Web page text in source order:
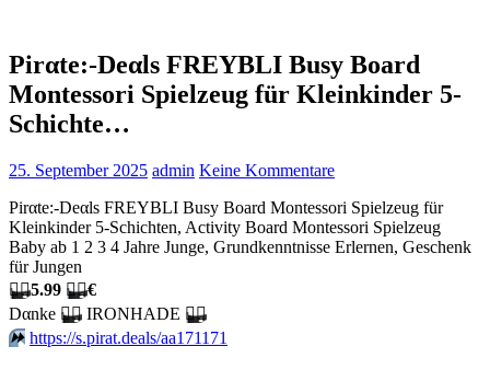
Pirαtе:-Dеαls FREYBLI Busy Board
Montessori Spielzeug für Kleinkinder 5-
Schichte…
25. September 2025 admin Keine Kommentare
Pirαtе:-Dеαls FREYBLI Busy Board Montessori Spielzeug für
Kleinkinder 5-Schichten, Activity Board Montessori Spielzeug
Baby ab 1 2 3 4 Jahre Junge, Grundkenntnisse Erlernen, Geschenk
für Jungen
🏴‍☠️5.99 🏴‍☠️€
Dαnkе 🏴‍☠️ IRONHADE 🏴‍☠️
⏩️ https://s.pirat.deals/aa171171